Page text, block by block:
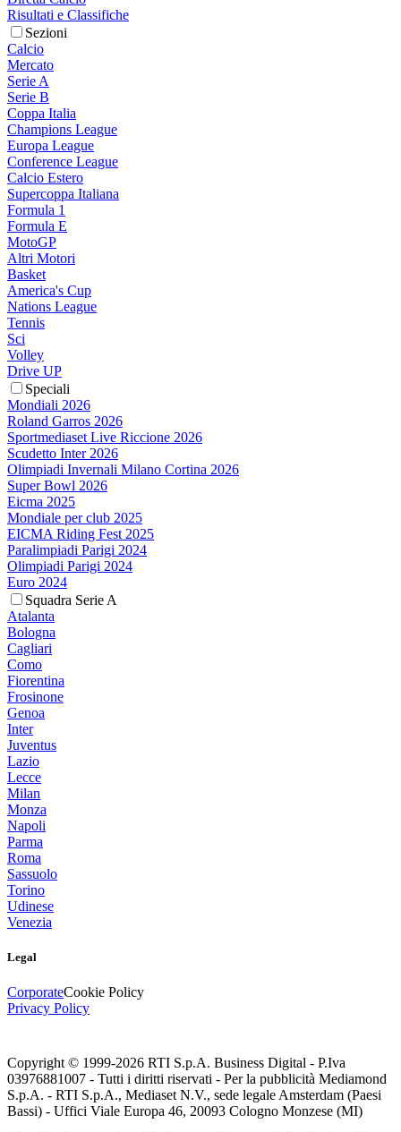
Risultati e Classifiche
Sezioni
Calcio
Mercato
Serie A
Serie B
Coppa Italia
Champions League
Europa League
Conference League
Calcio Estero
Supercoppa Italiana
Formula 1
Formula E
MotoGP
Altri Motori
Basket
America's Cup
Nations League
Tennis
Sci
Volley
Drive UP
Speciali
Mondiali 2026
Roland Garros 2026
Sportmediaset Live Riccione 2026
Scudetto Inter 2026
Olimpiadi Invernali Milano Cortina 2026
Super Bowl 2026
Eicma 2025
Mondiale per club 2025
EICMA Riding Fest 2025
Paralimpiadi Parigi 2024
Olimpiadi Parigi 2024
Euro 2024
Squadra Serie A
Atalanta
Bologna
Cagliari
Como
Fiorentina
Frosinone
Genoa
Inter
Juventus
Lazio
Lecce
Milan
Monza
Napoli
Parma
Roma
Sassuolo
Torino
Udinese
Venezia
Legal
CorporateCookie Policy
Privacy Policy
Copyright © 1999-2026 RTI S.p.A. Business Digital - P.Iva
03976881007 - Tutti i diritti riservati - Per la pubblicità Mediamond
S.p.A. - RTI S.p.A., Mediaset N.V., sede legale Amsterdam (Paesi
Bassi) - Uffici Viale Europa 46, 20093 Cologno Monzese (MI)